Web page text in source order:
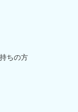
ちの方